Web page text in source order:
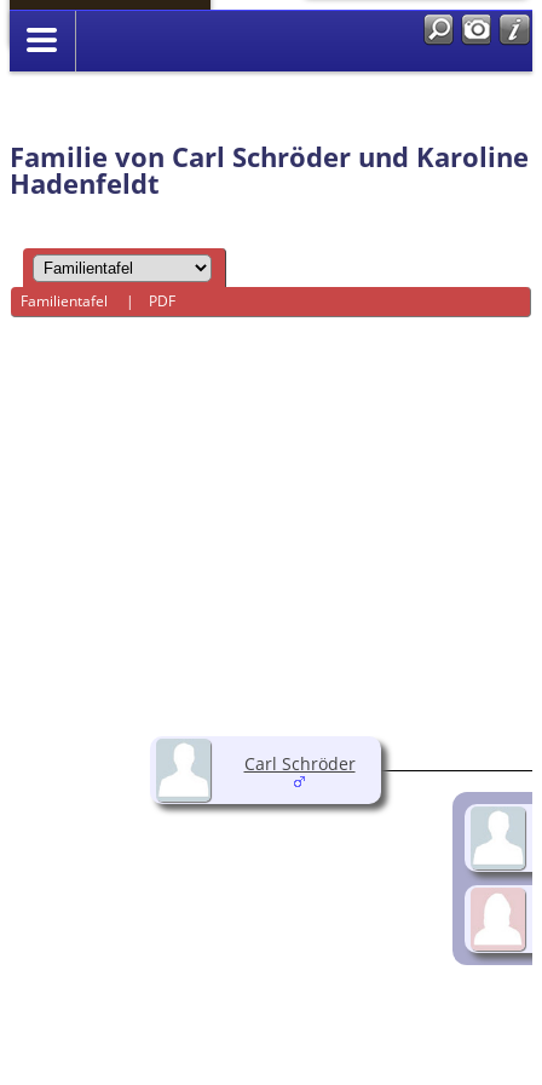
Anmelden
Familie von Carl Schröder und Karoline
Hadenfeldt
Familientafel | PDF
Carl Schröder